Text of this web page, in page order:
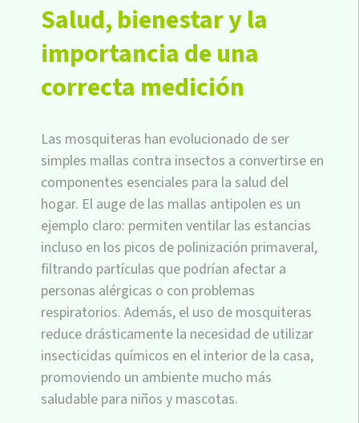
Salud, bienestar y la
importancia de una
correcta medición
Las mosquiteras han evolucionado de ser
simples mallas contra insectos a convertirse en
componentes esenciales para la salud del
hogar. El auge de las mallas antipolen es un
ejemplo claro: permiten ventilar las estancias
incluso en los picos de polinización primaveral,
filtrando partículas que podrían afectar a
personas alérgicas o con problemas
respiratorios. Además, el uso de mosquiteras
reduce drásticamente la necesidad de utilizar
insecticidas químicos en el interior de la casa,
promoviendo un ambiente mucho más
saludable para niños y mascotas.